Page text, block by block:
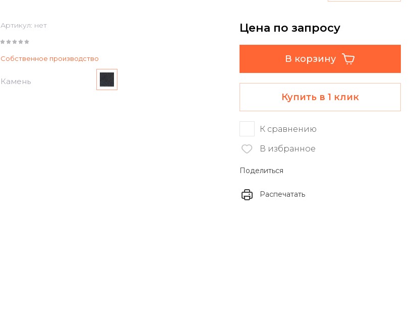
Артикул: нет
Собственное производство
Камень
Цена по запросу
В корзину
Купить в 1 клик
К сравнению
В избранное
Поделиться
Распечатать